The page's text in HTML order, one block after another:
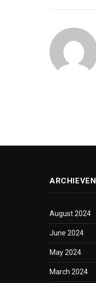
ARCHIEVEN
August 2024
June 2024
May 2024
March 2024